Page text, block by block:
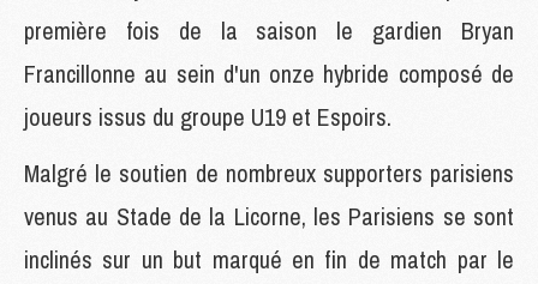
première fois de la saison le gardien Bryan
Francillonne au sein d'un onze hybride composé de
joueurs issus du groupe U19 et Espoirs.
Malgré le soutien de nombreux supporters parisiens
venus au Stade de la Licorne, les Parisiens se sont
inclinés sur un but marqué en fin de match par le